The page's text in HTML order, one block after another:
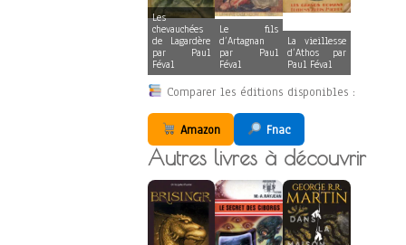
Les
chevauchées
de Lagardère
par Paul
Féval
Le fils
d’Artagnan
par Paul
Féval
La vieillesse
d’Athos par
Paul Féval
Comparer les éditions disponibles :
Amazon Fnac
Autres livres à découvrir